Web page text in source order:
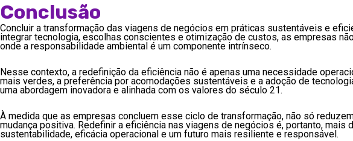
Conclusão
Concluir a transformação das viagens de negócios em práticas sustentáveis e
integrar tecnologia, escolhas conscientes e otimização de custos, as empresas
onde a responsabilidade ambiental é um componente intrínseco.
Nesse contexto, a redefinição da eficiência não é apenas uma necessidade
mais verdes, a preferência por acomodações sustentáveis e a adoção de
uma abordagem inovadora e alinhada com os valores do século 21.
À medida que as empresas concluem esse ciclo de transformação, não só
mudança positiva. Redefinir a eficiência nas viagens de negócios é, portanto,
sustentabilidade, eficácia operacional e um futuro mais resiliente e responsável.